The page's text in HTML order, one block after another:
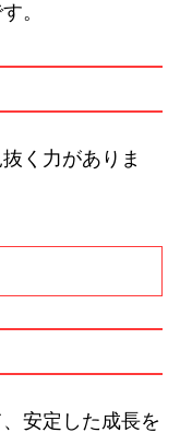
。
く力がありま
安定した成長を